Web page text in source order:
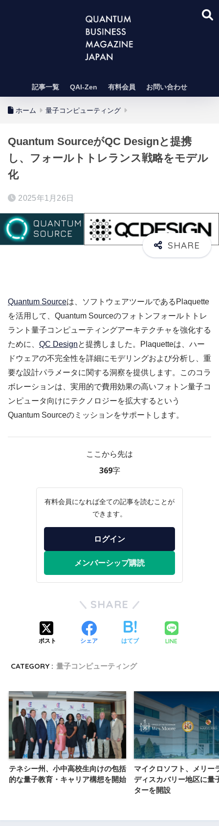
記事一覧 QAI-Zen 有料会員 お問い合わせ
ホーム 量子コンピューティング
Quantum SourceがQC Designと提携
し、フォールトトレランス戦略をモデル
化
2025年1月26日
Quantum Sourceは、ソフトウェアツールであるPlaquette
を活用して、Quantum Sourceのフォトンフォールトトレ
ラント量子コンピューティングアーキテクチャを強化する
ために、 QC Designと提携しました。Plaquetteは、ハー
ドウェアの不完全性を詳細にモデリングおよび分析し、重
要な設計パラメータに関する洞察を提供します。このコラ
ボレーションは、実用的で費用効果の高いフォトン量子コ
ンピュータ向けにテクノロジーを拡大するという
Quantum Sourceのミッションをサポートします。
ここから先は
369字
有料会員になれば全ての記事を読むことが
できます。
ログイン
メンバーシップ購読
SHARE
ポスト シェア はてブ LINE
CATEGORY : 量子コンピューティング
テネシー州、小中高校生向けの包括
的な量子教育・キャリア構想を開始
マイクロソフト、メリー
ディスカバリー地区に量
ターを開設